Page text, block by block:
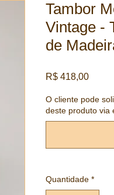
Tambor
Vintage -
de
R$ 418,00Preço
O cliente pode
deste produto via
Quantidade *